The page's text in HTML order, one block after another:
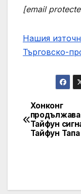
[email
Нашия
Търговско-
Post
Хонконг
Тайфун
Тайфун Тапа